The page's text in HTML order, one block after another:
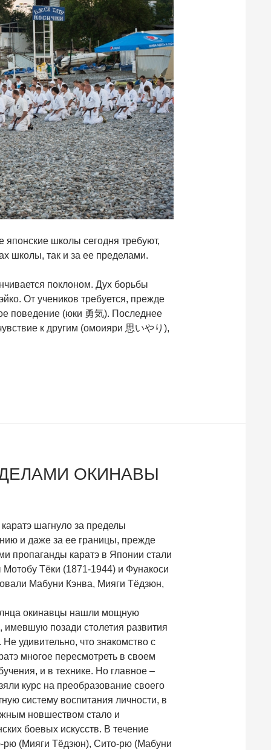
японские школы сегодня требуют,
школы, так и за ее пределами.
поклоном. Дух борьбы
От учеников требуется, прежде
поведение (юки 勇気). Последнее
к другим (омоияри 思いやり),
ОКИНАВЫ
шагнуло за пределы
и даже за ее границы, прежде
пропаганды каратэ в Японии стали
Тёки (1871-1944) и Фунакоси
Мабуни Кэнва, Мияги Тёдзюн,
окинавцы нашли мощную
имевшую позади столетия развития
удивительно, что знакомство с
многое пересмотреть в своем
и в технике. Но главное –
курс на преобразование своего
систему воспитания личности, в
новшеством стало и
боевых искусств. В течение
рю (Мияги Тёдзюн), Сито-рю (Мабуни